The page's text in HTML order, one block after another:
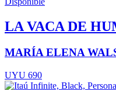
LA VACA DE
MARÍA ELENA
UYU 690